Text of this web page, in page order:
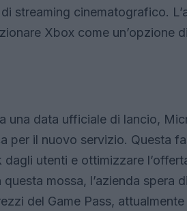
streaming cinematografico.
Xbox come un’opzione
una data ufficiale di lancio,
per il nuovo servizio. Questa
utenti e ottimizzare
mossa, l’azienda spera
del Game Pass,